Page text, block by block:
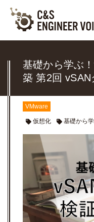
基礎から学ぶ
築 第2回 vSAN
VMware
仮想化 基礎から